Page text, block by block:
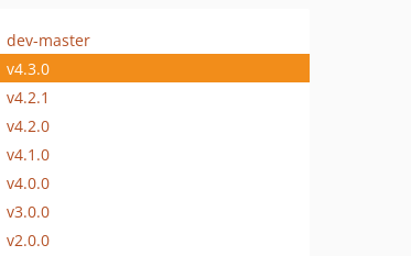
dev-master
v4.3.0
v4.2.1
v4.2.0
v4.1.0
v4.0.0
v3.0.0
v2.0.0